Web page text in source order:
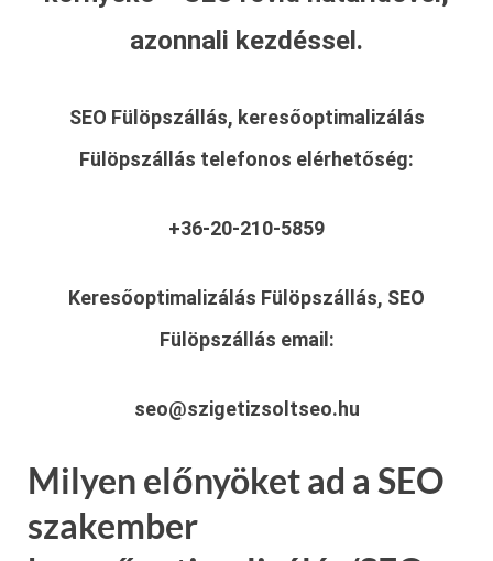
azonnali kezdéssel.
SEO Fülöpszállás, keresőoptimalizálás
Fülöpszállás telefonos elérhetőség:
+36-20-210-5859
Keresőoptimalizálás Fülöpszállás, SEO
Fülöpszállás email:
seo@szigetizsoltseo.hu
Milyen előnyöket ad a SEO
szakember